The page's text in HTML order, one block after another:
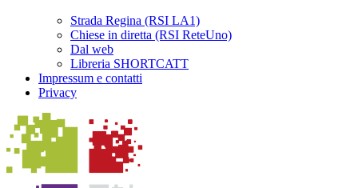
Strada Regina (RSI LA1)
Chiese in diretta (RSI ReteUno)
Dal web
Libreria SHORTCATT
Impressum e contatti
Privacy